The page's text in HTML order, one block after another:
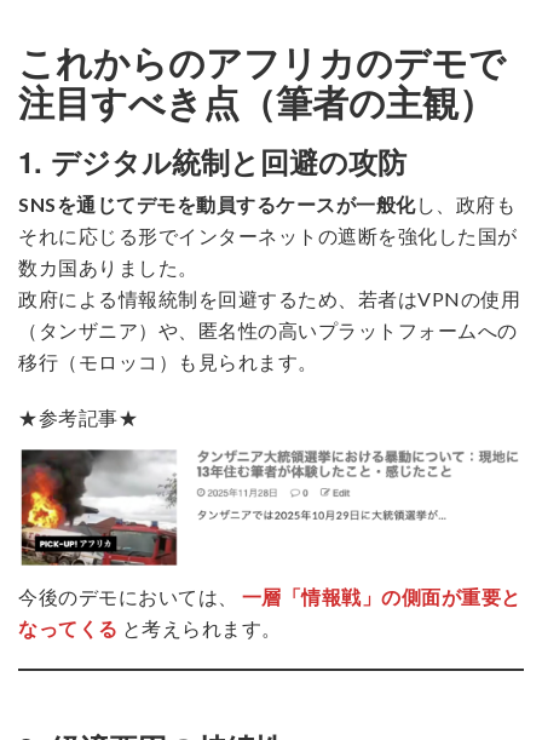
これからのアフリカのデモで
注目すべき点（筆者の主観）
1. デジタル統制と回避の攻防
SNSを通じてデモを動員するケースが一般化し、政府も
それに応じる形でインターネットの遮断を強化した国が
数カ国ありました。
政府による情報統制を回避するため、若者はVPNの使用
（タンザニア）や、匿名性の高いプラットフォームへの
移行（モロッコ）も見られます。
★参考記事★
今後のデモにおいては、
一層「情報戦」の側面が重要と
なってくる と考えられます。